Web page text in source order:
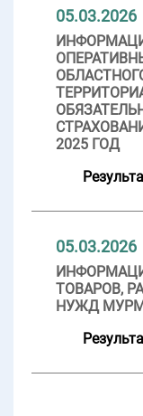
05.03.2026
2025 ГОД
05.03.2026
ТОВАРОВ,
НУЖД